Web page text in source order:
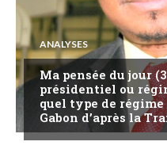
ANALYSES
Ma pensée du jour
présidentiel ou
quel type de
Gabon d’après la